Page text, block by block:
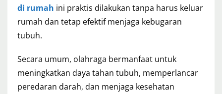
di rumah ini praktis dilakukan tanpa harus keluar
rumah dan tetap efektif menjaga kebugaran
tubuh.
Secara umum, olahraga bermanfaat untuk
meningkatkan daya tahan tubuh, memperlancar
peredaran darah, dan menjaga kesehatan